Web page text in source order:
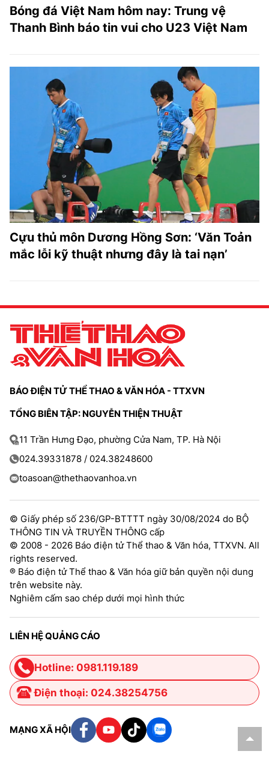
Bóng đá Việt Nam hôm nay: Trung vệ
Thanh Bình báo tin vui cho U23 Việt Nam
Cựu thủ môn Dương Hồng Sơn: ‘Văn Toản
mắc lỗi kỹ thuật nhưng đây là tai nạn’
BÁO ĐIỆN TỬ THỂ THAO & VĂN HÓA - TTXVN
TỔNG BIÊN TẬP: NGUYỄN THIỆN THUẬT
11 Trần Hưng Đạo, phường Cửa Nam, TP. Hà Nội
024.39331878 / 024.38248600
toasoan@thethaovanhoa.vn
© Giấy phép số 236/GP-BTTTT ngày 30/08/2024 do BỘ
THÔNG TIN VÀ TRUYỀN THÔNG cấp
© 2008 - 2026 Báo điện tử Thể thao & Văn hóa, TTXVN. All
rights reserved.
® Báo điện tử Thể thao & Văn hóa giữ bản quyền nội dung
trên website này.
Nghiêm cấm sao chép dưới mọi hình thức
LIÊN HỆ QUẢNG CÁO
Hotline: 0981.119.189
Điện thoại: 024.38254756
MẠNG XÃ HỘI